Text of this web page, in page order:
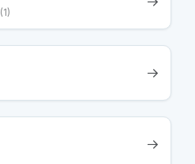
(1)